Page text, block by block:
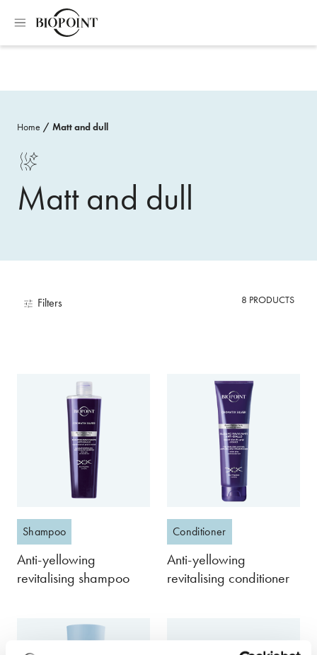
Home Matt and dull
Matt and dull
Filters 8 PRODUCTS
Shampoo
Anti-yellowing
revitalising shampoo
Conditioner
Anti-yellowing
revitalising conditioner